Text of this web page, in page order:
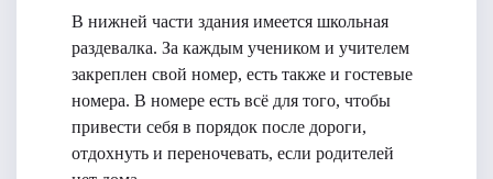
В нижней части здания имеется школьная
раздевалка. За каждым учеником и учителем
закреплен свой номер, есть также и гостевые
номера. В номере есть всё для того, чтобы
привести себя в порядок после дороги,
отдохнуть и переночевать, если родителей